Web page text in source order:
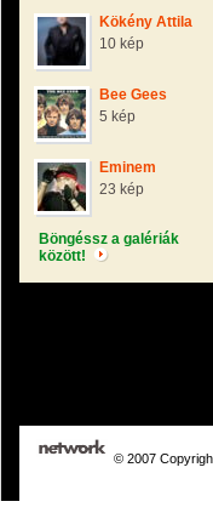
Kökény Attila
10 kép
Bee Gees
5 kép
Eminem
23 kép
Böngéssz a galériák
között!
© 2007